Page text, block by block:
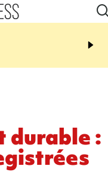
12:19
grièvement blessé à
durable :